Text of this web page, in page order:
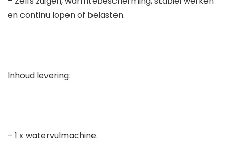
en continu lopen of belasten.
Inhoud levering:
– 1 x watervulmachine.